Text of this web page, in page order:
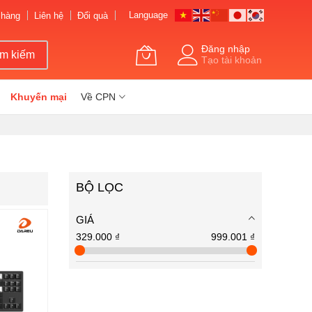
Liên hệ Đổi quà Language
kiếm
Đăng nhập
Tạo tài khoản
Khuyến mại Về CPN
BỘ LỌC
GIÁ
329.000 ₫ 999.001 ₫